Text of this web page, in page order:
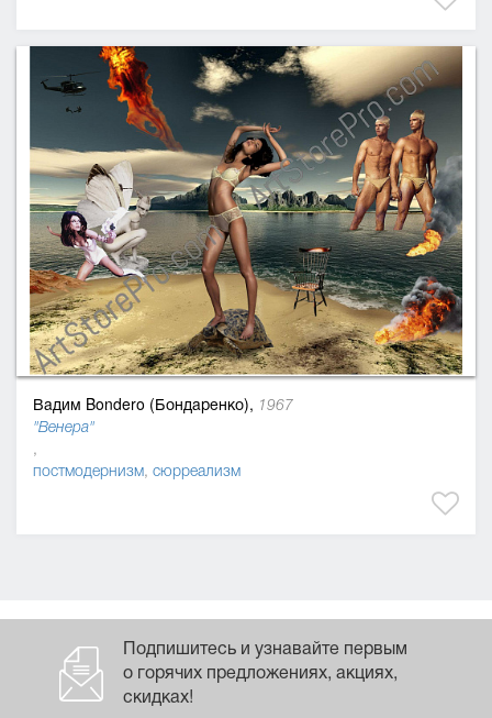
Вадим Bondero (Бондаренко), 1967
"Венера"
,
постмодернизм, сюрреализм
Подпишитесь и узнавайте первым
о горячих предложениях, акциях,
скидках!